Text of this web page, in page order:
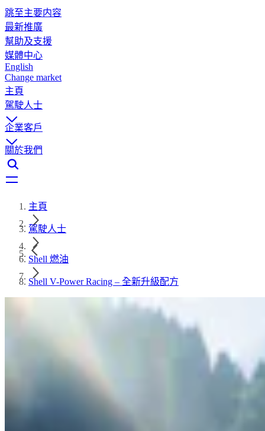
跳至主要内容
最新推廣
幫助及支援
媒體中心
English
Change market
主頁
駕駛人士
企業客戶
關於我們
主頁
駕駛人士
Shell 燃油
Shell V-Power Racing – 全新升級配方​